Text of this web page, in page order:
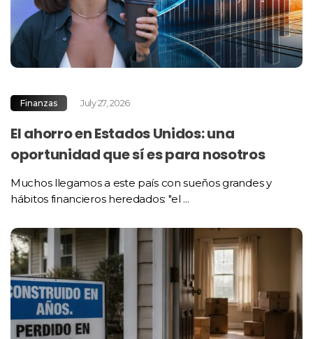
Finanzas July 27, 2026
El ahorro en Estados Unidos: una
oportunidad que sí es para nosotros
Muchos llegamos a este país con sueños grandes y
hábitos financieros heredados: "el ...